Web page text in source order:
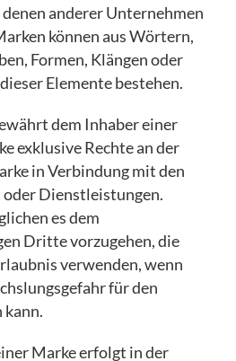
anderer Unternehmen
können aus Wörtern,
Formen, Klängen oder
Elemente bestehen.
dem Inhaber einer
exklusive Rechte an der
in Verbindung mit den
oder Dienstleistungen.
es dem
Dritte vorzugehen, die
verwenden, wenn
für den
kann.
Marke erfolgt in der